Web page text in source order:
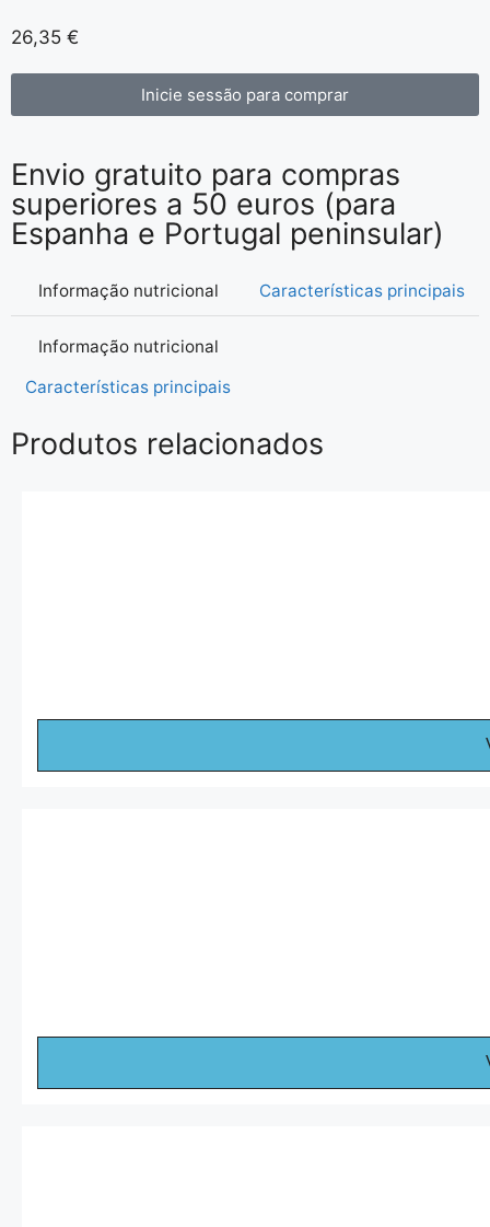
26,35 €
Inicie sessão para comprar
Envio gratuito para compras
superiores a 50 euros (para
Espanha e Portugal peninsular)
Informação nutricional Características principais
Informação nutricional
Características principais
Produtos relacionados